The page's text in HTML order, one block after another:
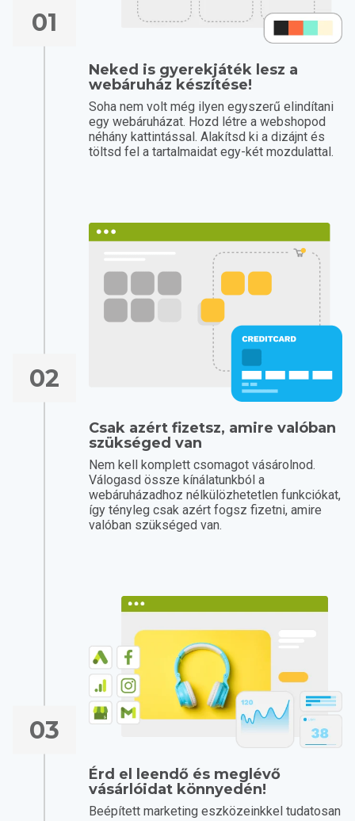
01
Neked is gyerekjáték lesz a
webáruház készítése!
Soha nem volt még ilyen egyszerű elindítani
egy webáruházat. Hozd létre a webshopod
néhány kattintással. Alakítsd ki a dizájnt és
töltsd fel a tartalmaidat egy-két mozdulattal.
02
Csak azért fizetsz, amire valóban
szükséged van
Nem kell komplett csomagot vásárolnod.
Válogasd össze kínálatunkból a
webáruházadhoz nélkülözhetetlen funkciókat,
így tényleg csak azért fogsz fizetni, amire
valóban szükséged van.
03
Érd el leendő és meglévő
vásárlóidat könnyedén!
Beépített marketing eszközeinkkel tudatosan